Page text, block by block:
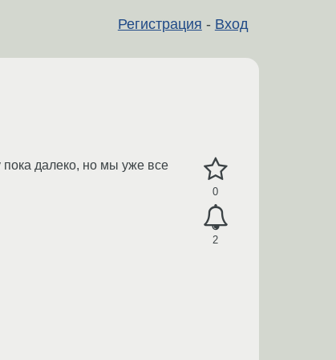
Регистрация - Вход
0
2
далеко, но мы уже все